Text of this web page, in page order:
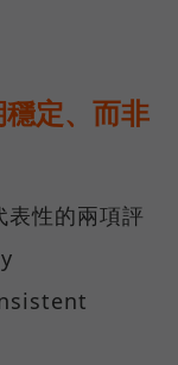
定、而非
性的兩項評